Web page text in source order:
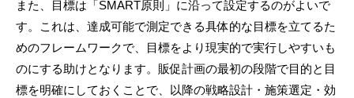
また、目標は「SMART原則」に沿って設定するのがよいで
す。これは、達成可能で測定できる具体的な目標を立てるた
めのフレームワークで、目標をより現実的で実行しやすいも
のにする助けとなります。販促計画の最初の段階で目的と目
標を明確にしておくことで、以降の戦略設計・施策選定・効